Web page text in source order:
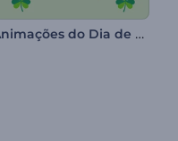
Animações do Dia de São Patrício